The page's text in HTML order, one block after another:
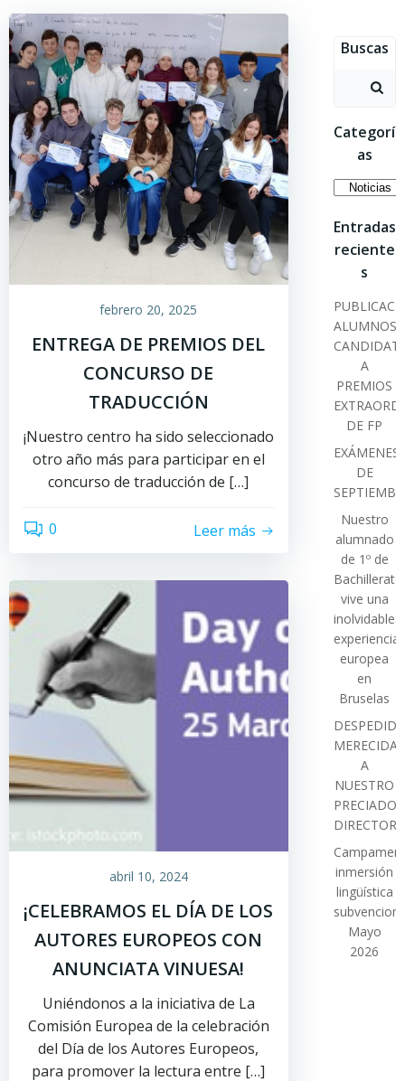
Saltar
al
contenido
febrero 20, 2025
ENTREGA DE PREMIOS DEL
CONCURSO DE
TRADUCCIÓN
¡Nuestro centro ha sido seleccionado
otro año más para participar en el
concurso de traducción de […]
0 Leer más
abril 10, 2024
¡CELEBRAMOS EL DÍA DE LOS
AUTORES EUROPEOS CON
ANUNCIATA VINUESA!
Uniéndonos a la iniciativa de La
Comisión Europea de la celebración
del Día de los Autores Europeos,
para promover la lectura entre […]
Buscas
Buscar:
Categorí
as
Entradas
reciente
s
ALUMNOS
A
PREMIOS
DE FP
EXÁMENES
DE
Nuestro
alumnado
de 1º de
Bachillerato
vive una
inolvidable
experiencia
europea
en
Bruselas
DESPEDIDA
MERECIDA
A
NUESTRO
PRECIADO
DIRECTOR
inmersión
lingüística
Mayo
2026